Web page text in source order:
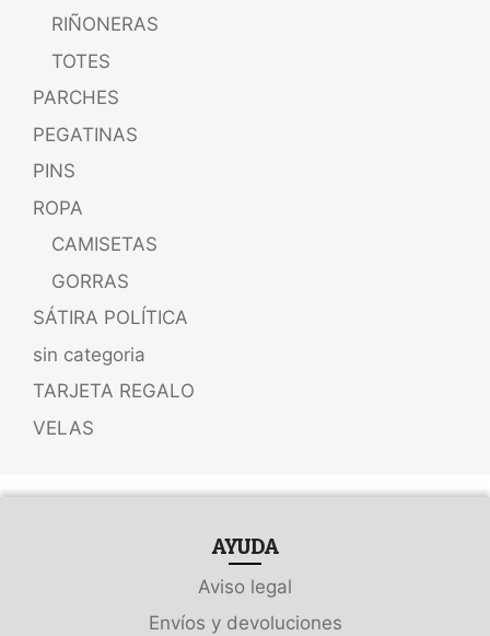
RIÑONERAS
TOTES
PARCHES
PEGATINAS
PINS
ROPA
CAMISETAS
GORRAS
SÁTIRA POLÍTICA
sin categoria
TARJETA REGALO
VELAS
AYUDA
Aviso legal
Envíos y devoluciones